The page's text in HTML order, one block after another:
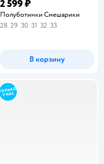
2 599 ₽
Полуботинки Смешарики
28 29 30 31 32 33
В корзину